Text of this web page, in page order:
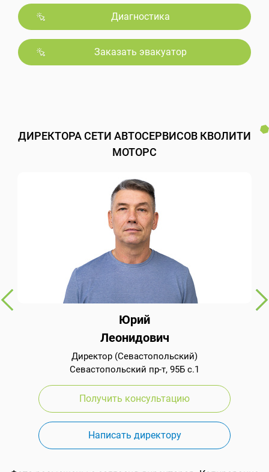
Диагностика
Заказать эвакуатор
ДИРЕКТОРА СЕТИ АВТОСЕРВИСОВ КВОЛИТИ
МОТОРС
Юрий
Леонидович
Директор (Севастопольский)
Севастопольский пр-т, 95Б с.1
Получить консультацию
Написать директору